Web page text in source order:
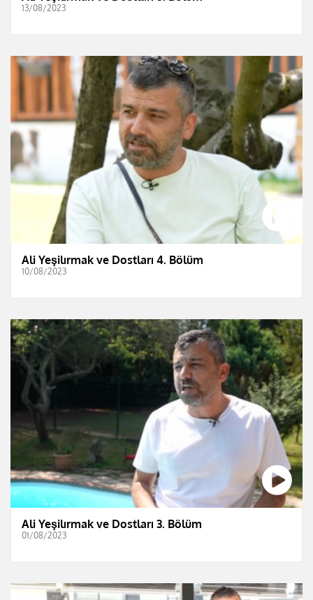
13/08/2023
Ali Yeşilırmak ve Dostları 4. Bölüm
10/08/2023
Ali Yeşilırmak ve Dostları 3. Bölüm
01/08/2023